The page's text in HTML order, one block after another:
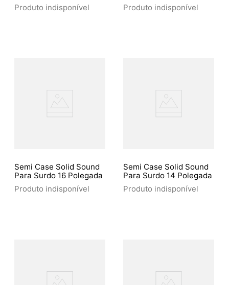
Produto indisponível
Produto indisponível
Semi Case Solid Sound
Para Surdo 16 Polegada
Produto indisponível
Semi Case Solid Sound
Para Surdo 14 Polegada
Produto indisponível